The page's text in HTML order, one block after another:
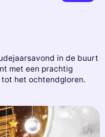
in de buurt
met een prachtig
het ochtendgloren.